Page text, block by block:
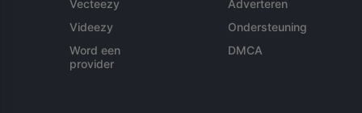
Vecteezy
Videezy
Word een
provider
Adverteren
Ondersteuning
DMCA